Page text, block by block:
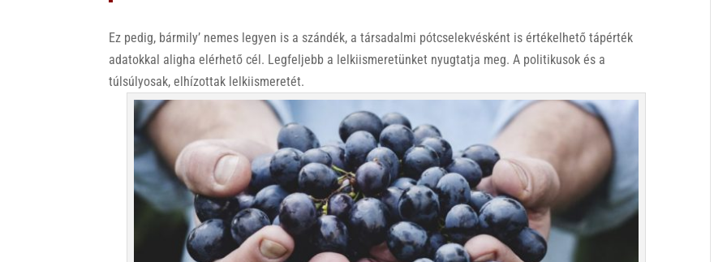
Ez pedig, bármily’ nemes legyen is a szándék, a társadalmi pótcselekvésként is értékelhető tápérték
adatokkal aligha elérhető cél. Legfeljebb a lelkiismeretünket nyugtatja meg. A politikusok és a
túlsúlyosak, elhízottak lelkiismeretét.